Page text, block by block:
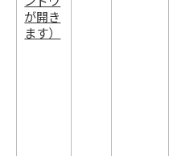
が開き
ます）